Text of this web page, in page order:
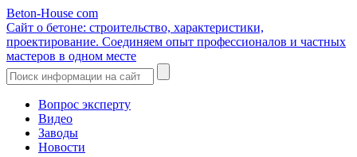
Beton-House com
Сайт о бетоне: строительство, характеристики,
проектирование. Соединяем опыт профессионалов и частных
мастеров в одном месте
Вопрос эксперту
Видео
Заводы
Новости